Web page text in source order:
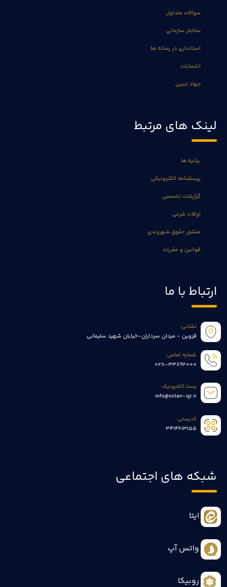
سوالات متداول
ساختار سازمانی
استانداری در رسانه ها
انتصابات
جهاد تبیین
لینک های مرتبط
بیانیه ها
پرسشنامه الکترونیکی
گزارشات تخصصی
اوقات شرعی
منشور حقوق شهروندی
قوانین و مقررات
ارتباط با ما
نشانی:
قزوین - میدان سرداران-خیابان شهید سلیمانی
شماره تماس:
028-33892000
پست الکترونیک:
info@ostan-qz.ir
کدپستی:
3414613155
شبکه های اجتماعی
ایتا
واتس آپ
روبیکا